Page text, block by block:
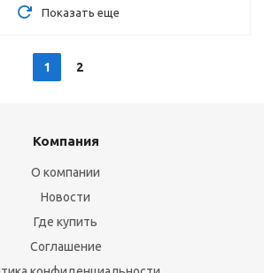
Показать еще
1 2
Компания
О компании
Новости
Где купить
Соглашение